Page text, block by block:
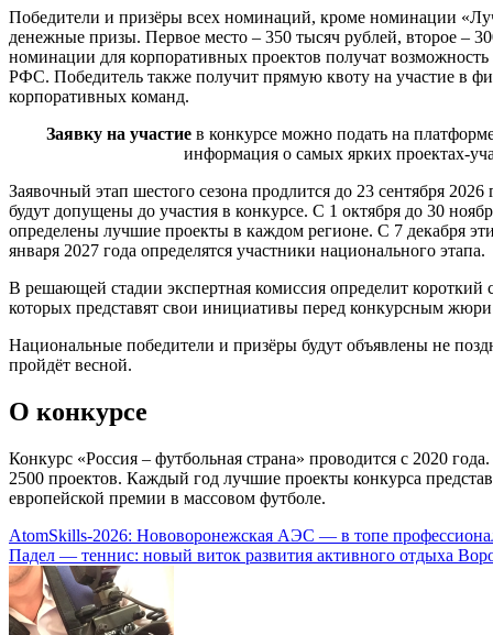
Победители и призёры всех номинаций, кроме номинации
денежные призы. Первое место – 350 тысяч рублей, второе –
номинации для корпоративных проектов получат
РФС. Победитель также получит прямую квоту на участие в
корпоративных команд.
Заявку на участиев конкурсе можно подать на
информация о самых ярких проектах-
Заявочный этап шестого сезона продлится до 23 сентября
будут допущены до участия в конкурсе. С 1 октября до 30
определены лучшие проекты в каждом регионе. С 7 декабря
января 2027 года определятся участники национального этапа.
В решающей стадии экспертная комиссия определит
которых представят свои инициативы перед конкурсным
Национальные победители и призёры будут объявлены не
пройдёт весной.
О конкурсе
Конкурс «Россия – футбольная страна» проводится с 2020
2500 проектов. Каждый год лучшие проекты конкурса
европейской премии в массовом футболе.
Навигация
по
записям
AtomSkills-2026: Нововоронежская АЭС — в топе
Падел — теннис: новый виток развития активного отдыха